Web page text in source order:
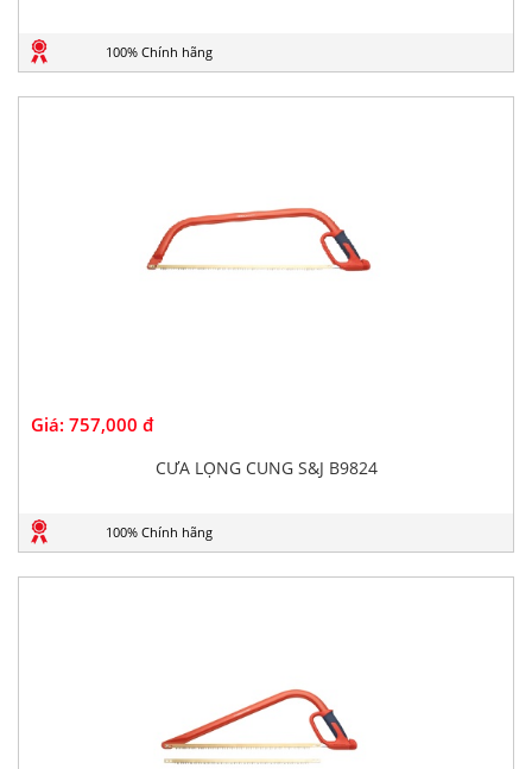
100% Chính hãng
Giá: 757,000 đ
CƯA LỌNG CUNG S&J B9824
100% Chính hãng